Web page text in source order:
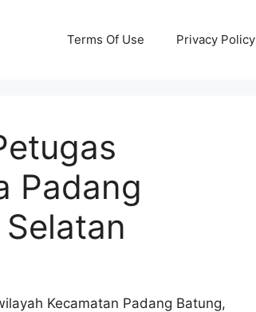
Terms Of Use Privacy Policy
Padang
Kecamatan Padang Batung,